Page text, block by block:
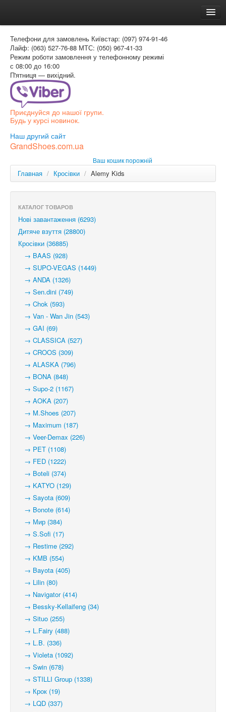
Доставка и оплата
Как заказать
Контакти
Таблиця розмірів
Вхід для покупця
РОС
Телефони для замовлень Київстар: (097) 974-91-46
Лайф: (063) 527-76-88 МТС: (050) 967-41-33
Режим роботи замовлення у телефонному режимі
с 08:00 до 16:00
П'ятниця — вихідний.
Приєднуйся до нашої групи.
Будь у курсі новинок.
Наш другий сайт
GrandShoes.com.ua
Ваш кошик порожній
Главная / Кросівки / Alemy Kids
КАТАЛОГ ТОВАРОВ
Нові завантаження (6293)
Дитяче взуття (28800)
Кросівки (36885)
→ BAAS (928)
→ SUPO-VEGAS (1449)
→ ANDA (1326)
→ Sen.dini (749)
→ Chok (593)
→ Van - Wan Jin (543)
→ GAI (69)
→ CLASSICA (527)
→ CROOS (309)
→ ALASKA (796)
→ BONA (848)
→ Supo-2 (1167)
→ AOKA (207)
→ M.Shoes (207)
→ Maximum (187)
→ Veer-Demax (226)
→ PET (1108)
→ FED (1222)
→ Boteli (374)
→ KATYO (129)
→ Sayota (609)
→ Bonote (614)
→ Мир (384)
→ S.Sofi (17)
→ Restime (292)
→ KMB (554)
→ Bayota (405)
→ Lilin (80)
→ Navigator (414)
→ Bessky-Kellaifeng (34)
→ Situo (255)
→ L.Fairy (488)
→ L.B. (336)
→ Violeta (1092)
→ Swin (678)
→ STILLI Group (1338)
→ Крок (19)
→ LQD (337)